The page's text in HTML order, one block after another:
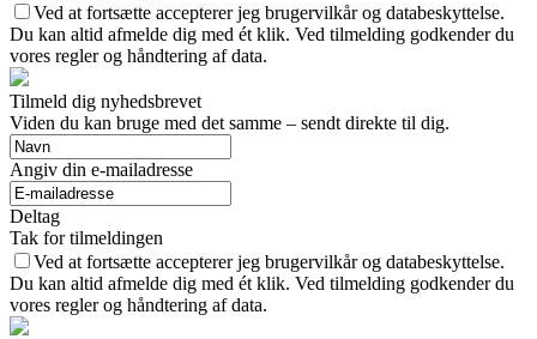
Ved at fortsætte accepterer jeg brugervilkår og databeskyttelse.
Du kan altid afmelde dig med ét klik. Ved tilmelding godkender du
vores regler og håndtering af data.
Tilmeld dig nyhedsbrevet
Viden du kan bruge med det samme – sendt direkte til dig.
Angiv din e-mailadresse
Deltag
Tak for tilmeldingen
Ved at fortsætte accepterer jeg brugervilkår og databeskyttelse.
Du kan altid afmelde dig med ét klik. Ved tilmelding godkender du
vores regler og håndtering af data.